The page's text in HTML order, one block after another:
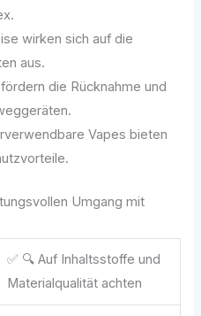
wirken sich auf die
aus.
die Rücknahme und
Vapes bieten
Umgang mit
✅ 🔍 Auf Inhaltsstoffe und
Materialqualität achten